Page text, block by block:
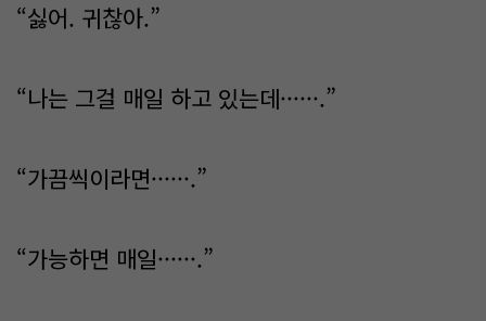
“싫어. 귀찮아.”
“나는 그걸 매일 하고 있는데······.”
“가끔씩이라면······.”
“가능하면 매일······.”